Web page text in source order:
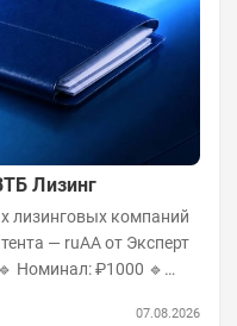
Лизинг
Эксперт
07.08.2026